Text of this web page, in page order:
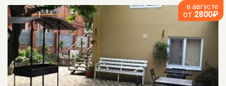
в августе
от 2800₽